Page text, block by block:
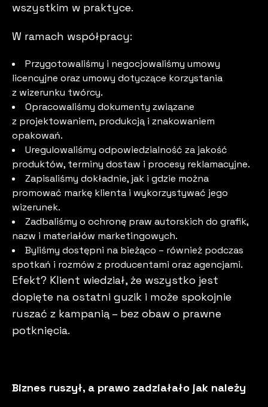
wszystkim w praktyce.
W ramach współpracy:
Przygotowaliśmy i negocjowaliśmy umowy
licencyjne oraz umowy dotyczące korzystania
z wizerunku twórcy.
Opracowaliśmy dokumenty związane
z projektowaniem, produkcją i znakowaniem
opakowań.
Uregulowaliśmy odpowiedzialność za jakość
produktów, terminy dostaw i procesy reklamacyjne.
Zapisaliśmy dokładnie, jak i gdzie można
promować markę klienta i wykorzystywać jego
wizerunek.
Zadbaliśmy o ochronę praw autorskich do grafik,
nazw i materiałów marketingowych.
Byliśmy dostępni na bieżąco – również podczas
spotkań i rozmów z producentami oraz agencjami.
Efekt? Klient wiedział, że wszystko jest
dopięte na ostatni guzik i może spokojnie
ruszać z kampanią – bez obaw o prawne
potknięcia.
Biznes ruszył, a prawo zadziałało jak należy